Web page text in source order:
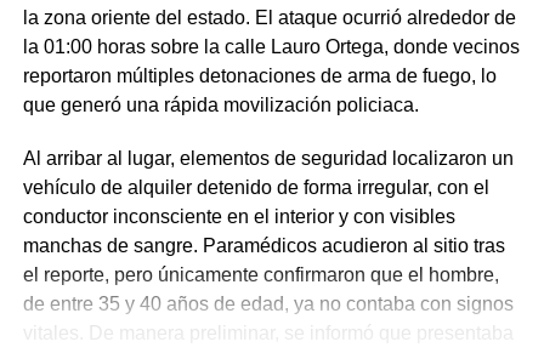
la zona oriente del estado. El ataque ocurrió alrededor de
la 01:00 horas sobre la calle Lauro Ortega, donde vecinos
reportaron múltiples detonaciones de arma de fuego, lo
que generó una rápida movilización policiaca.
Al arribar al lugar, elementos de seguridad localizaron un
vehículo de alquiler detenido de forma irregular, con el
conductor inconsciente en el interior y con visibles
manchas de sangre. Paramédicos acudieron al sitio tras
el reporte, pero únicamente confirmaron que el hombre,
de entre 35 y 40 años de edad, ya no contaba con signos
vitales. De manera preliminar, se informó que presentaba